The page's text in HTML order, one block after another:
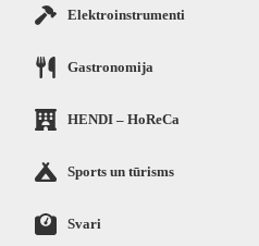
Elektroinstrumenti
Gastronomija
HENDI – HoReCa
Sports un tūrisms
Svari